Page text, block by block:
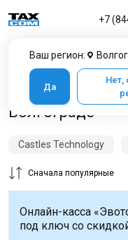
Ваш регион:
Да
Нет,
+7
Терминалы
Волгограде
Castles Technology
Сначала популярные
Онлайн-касса
под ключ со